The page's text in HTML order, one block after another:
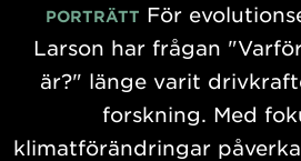
PORTRÄTT För
Larson har frågan
är?" länge varit
forskning. Med
klimatförändringar